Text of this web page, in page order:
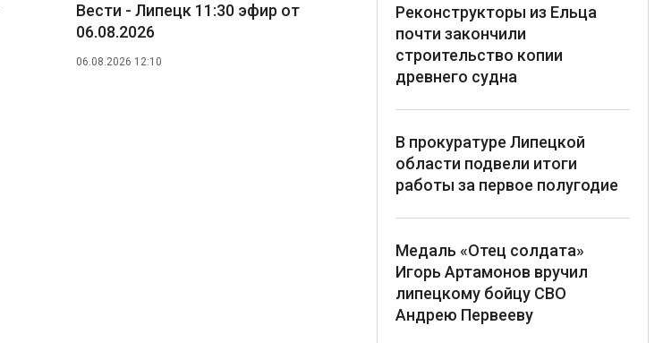
Вести - Липецк 11:30 эфир от
06.08.2026
06.08.2026 12:10
Реконструкторы из Ельца
почти закончили
строительство копии
древнего судна
В прокуратуре Липецкой
области подвели итоги
работы за первое полугодие
Медаль «Отец солдата»
Игорь Артамонов вручил
липецкому бойцу СВО
Андрею Первееву